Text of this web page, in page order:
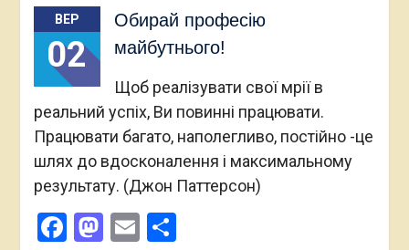
ВЕР
02
Обирай професію
майбутнього!
Щоб реалізувати свої мрії в
реальний успіх, Ви повинні працювати.
Працювати багато, наполегливо, постійно -це
шлях до вдосконалення і максимальному
результату. (Джон Паттерсон)
Facebook
Mastodon
EmailПоділитися